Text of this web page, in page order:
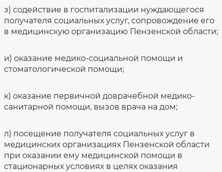
з) содействие в госпитализации нуждающегося
получателя социальных услуг, сопровождение его
в медицинскую организацию Пензенской области;
и) оказание медико-социальной помощи и
стоматологической помощи;
к) оказание первичной доврачебной медико-
санитарной помощи, вызов врача на дом;
л) посещение получателя социальных услуг в
медицинских организациях Пензенской области
при оказании ему медицинской помощи в
стационарных условиях в целях оказания